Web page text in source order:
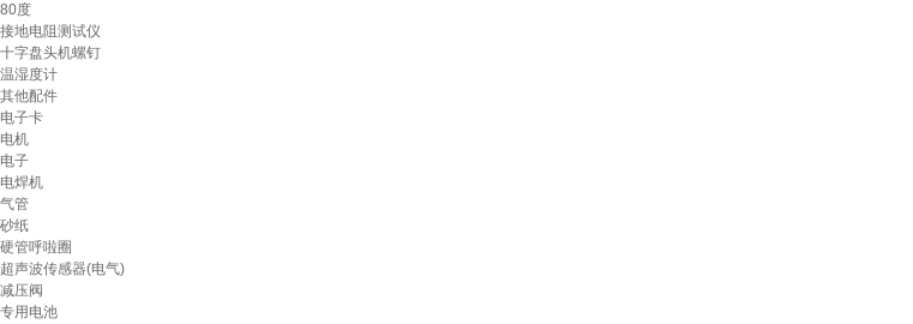
80度
接地电阻测试仪
十字盘头机螺钉
温湿度计
其他配件
电子卡
电机
电子
电焊机
气管
砂纸
硬管呼啦圈
超声波传感器(电气)
减压阀
专用电池